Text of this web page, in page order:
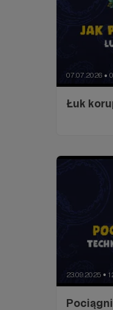
07.07.2026 ●
Łuk
23.09.2025 ●